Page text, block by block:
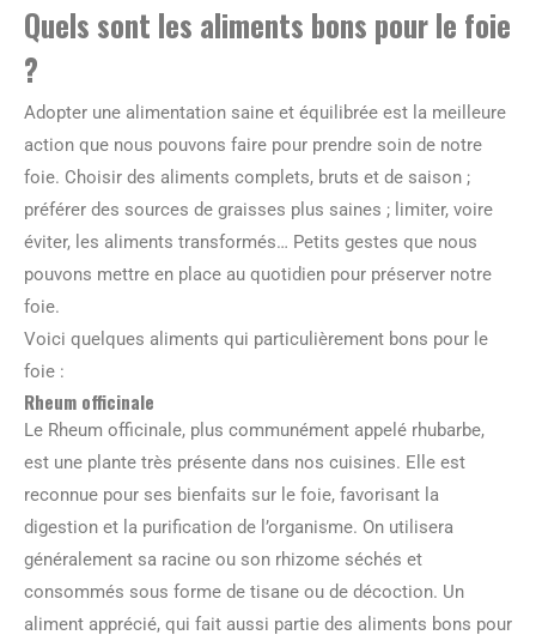
Quels sont les aliments bons pour le foie
?
Adopter une alimentation saine et équilibrée est la meilleure
action que nous pouvons faire pour prendre soin de notre
foie. Choisir des aliments complets, bruts et de saison ;
préférer des sources de graisses plus saines ; limiter, voire
éviter, les aliments transformés… Petits gestes que nous
pouvons mettre en place au quotidien pour préserver notre
foie.
Voici quelques aliments qui particulièrement bons pour le
foie :
Rheum officinale
Le Rheum officinale, plus communément appelé rhubarbe,
est une plante très présente dans nos cuisines. Elle est
reconnue pour ses bienfaits sur le foie, favorisant la
digestion et la purification de l’organisme. On utilisera
généralement sa racine ou son rhizome séchés et
consommés sous forme de tisane ou de décoction. Un
aliment apprécié, qui fait aussi partie des aliments bons pour